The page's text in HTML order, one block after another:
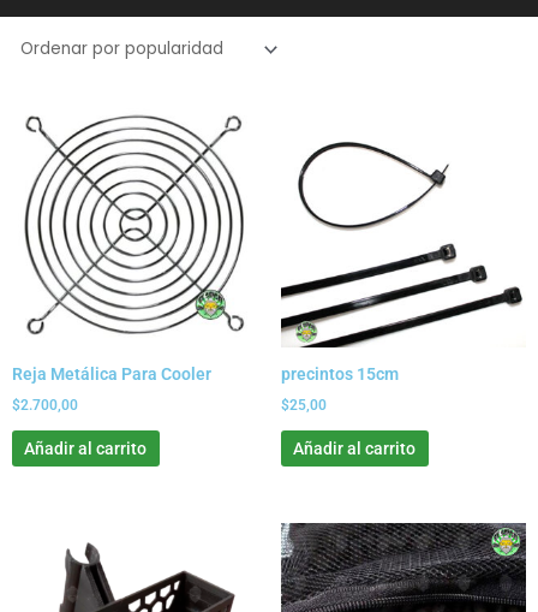
Reja Metálica Para Cooler
$2.700,00
Añadir al carrito
precintos 15cm
$25,00
Añadir al carrito
Rango
de
precios:
desde
Este
tiene